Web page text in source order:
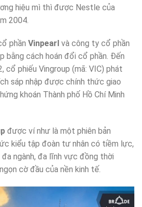
hiệu mì thì được Nestle của
2004.
phần Vinpearl và công ty cổ phần
bằng cách hoán đổi cổ phần. Đến
cổ phiếu Vingroup (mã: VIC) phát
sáp nhập được chính thức giao
khoán Thành phố Hồ Chí Minh
được ví như là một phiên bản
kiểu tập đoàn tư nhân có tiềm lực,
ngành, đa lĩnh vực đồng thời
cờ đầu của nền kinh tế.